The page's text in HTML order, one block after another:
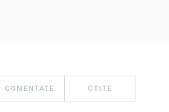
COMENTATE CTITE